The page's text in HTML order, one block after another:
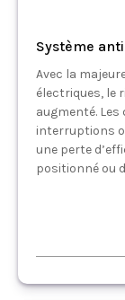
Système
Avec la
électriques, le
augmenté.
interruptions
une perte
positionné ou